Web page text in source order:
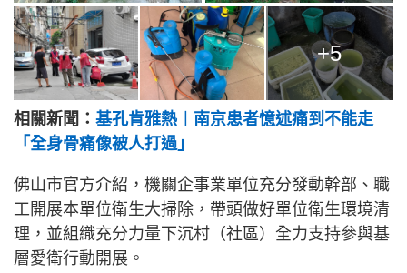
+5
相關新聞： 基孔肯雅熱︱南京患者憶述痛到不能走
「全身骨痛像被人打過」
佛山市官方介紹，機關企事業單位充分發動幹部、職
工開展本單位衛生大掃除，帶頭做好單位衛生環境清
理，並組織充分力量下沉村（社區）全力支持參與基
層愛衛行動開展。